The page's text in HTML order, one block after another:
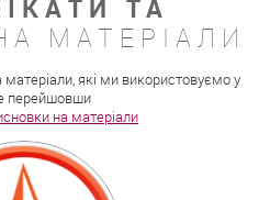
ТА
МАТЕРІАЛИ
які ми використовуємо у
перейшовши
на матеріали